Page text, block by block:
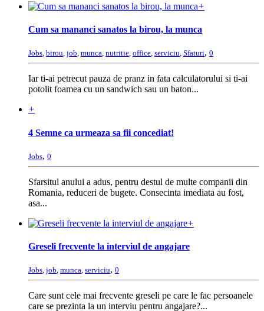
+
Cum sa mananci sanatos la birou, la munca
Jobs, birou, job, munca, nutritie, office, serviciu, Sfaturi, 0
Iar ti-ai petrecut pauza de pranz in fata calculatorului si ti-ai
potolit foamea cu un sandwich sau un baton...
+
4 Semne ca urmeaza sa fii concediat!
Jobs, 0
Sfarsitul anului a adus, pentru destul de multe companii din
Romania, reduceri de bugete. Consecinta imediata au fost,
asa...
+
Greseli frecvente la interviul de angajare
Jobs, job, munca, serviciu, 0
Care sunt cele mai frecvente greseli pe care le fac persoanele
care se prezinta la un interviu pentru angajare?...